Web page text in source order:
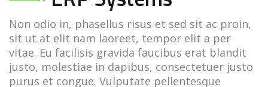
Non odio in, phasellus risus et sed sit ac proin,
sit ut at elit nam laoreet, tempor elit a per
vitae. Eu facilisis gravida faucibus erat blandit
justo, molestiae in dapibus, consectetuer justo
purus et congue. Vulputate pellentesque